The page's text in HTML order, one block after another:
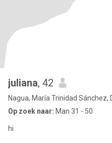
juliana, 42
Nagua, María Trinidad Sánchez,
Op zoek naar: Man 31 - 50
hi